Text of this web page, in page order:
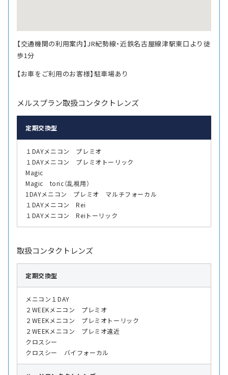
【交通機関の利用案内】JR紀勢線・近鉄名古屋線津駅東口より徒
歩1分
【お車をご利用のお客様】駐車場あり
メルスプラン取扱コンタクトレンズ
定期交換型
１DAYメニコン プレミオ
１DAYメニコン プレミオトーリック
Magic
Magic toric（乱視用）
1DAYメニコン プレミオ マルチフォーカル
１DAYメニコン Rei
１DAYメニコン Reiトーリック
取扱コンタクトレンズ
定期交換型
メニコン１DAY
２WEEKメニコン プレミオ
２WEEKメニコン プレミオトーリック
２WEEKメニコン プレミオ遠近
クロスシー
クロスシー バイフォーカル